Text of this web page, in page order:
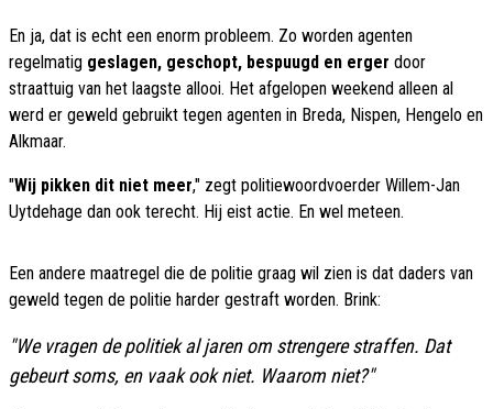
En ja, dat is echt een enorm probleem. Zo worden agenten
regelmatig geslagen, geschopt, bespuugd en erger door
straattuig van het laagste allooi. Het afgelopen weekend alleen al
werd er geweld gebruikt tegen agenten in Breda, Nispen, Hengelo en
Alkmaar.
"Wij pikken dit niet meer," zegt politiewoordvoerder Willem-Jan
Uytdehage dan ook terecht. Hij eist actie. En wel meteen.
Een andere maatregel die de politie graag wil zien is dat daders van
geweld tegen de politie harder gestraft worden. Brink:
"We vragen de politiek al jaren om strengere straffen. Dat
gebeurt soms, en vaak ook niet. Waarom niet?"